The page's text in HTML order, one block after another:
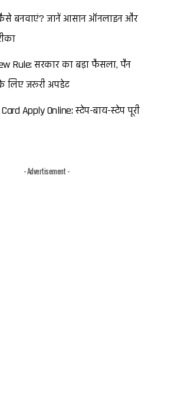
बनवाएं? जानें आसान ऑनलाइन और
Rule: सरकार का बड़ा फैसला, पैन
लिए जरूरी अपडेट
Apply Online: स्टेप-बाय-स्टेप पूरी
- Advertisement -